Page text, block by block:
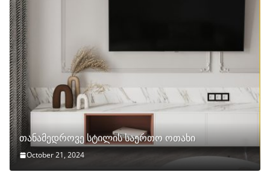
თანამედროვე სტილის საერთო ოთახი
October 21, 2024